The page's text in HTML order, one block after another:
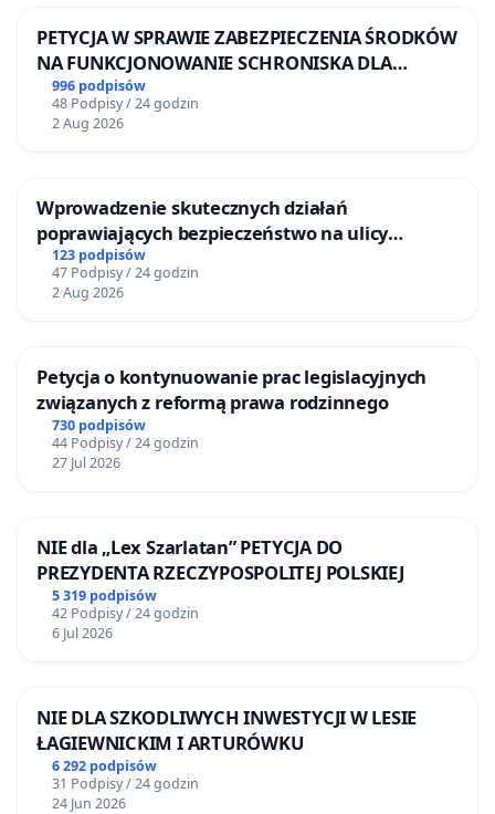
PETYCJA W SPRAWIE ZABEZPIECZENIA ŚRODKÓW
NA FUNKCJONOWANIE SCHRONISKA DLA
BEZDOMNYCH ZWIERZĄT W SKARYSZEWIE
996 podpisów
48 Podpisy / 24 godzin
2 Aug 2026
Wprowadzenie skutecznych działań
poprawiających bezpieczeństwo na ulicy
Żeromskiego w Otwocku
123 podpisów
47 Podpisy / 24 godzin
2 Aug 2026
Petycja o kontynuowanie prac legislacyjnych
związanych z reformą prawa rodzinnego
730 podpisów
44 Podpisy / 24 godzin
27 Jul 2026
NIE dla „Lex Szarlatan” PETYCJA DO
PREZYDENTA RZECZYPOSPOLITEJ POLSKIEJ
5 319 podpisów
42 Podpisy / 24 godzin
6 Jul 2026
NIE DLA SZKODLIWYCH INWESTYCJI W LESIE
ŁAGIEWNICKIM I ARTURÓWKU
6 292 podpisów
31 Podpisy / 24 godzin
24 Jun 2026